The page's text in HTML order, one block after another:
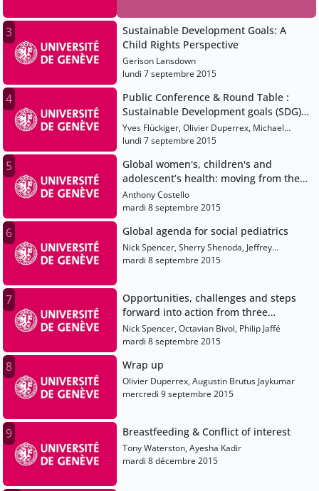
3
Sustainable Development Goals: A
Child Rights Perspective
Gerison Lansdown
lundi 7 septembre 2015
4
Public Conference & Round Table :
Sustainable Development goals (SDG) :
from poitics to practice
Yves Flückiger, Olivier Duperrex, Michael
Gerber, Anthony Costello, Audrey Rinaldi, Raúl
lundi 7 septembre 2015
5
Global women's, children's and
adolescent’s health: moving from the
millennium to sustainable
development goals
Anthony Costello
mardi 8 septembre 2015
6 Global agenda for social pediatrics
Nick Spencer, Sherry Shenoda, Jeffrey
Goldhagen, Rita Nathawad
mardi 8 septembre 2015
7
Opportunities, challenges and steps
forward into action from three
expertise point of views.
Nick Spencer, Octavian Bivol, Philip Jaffé
mardi 8 septembre 2015
8 Wrap up
Olivier Duperrex, Augustin Brutus Jaykumar
mercredi 9 septembre 2015
9 Breastfeeding & Conflict of interest
Tony Waterston, Ayesha Kadir
mardi 8 décembre 2015